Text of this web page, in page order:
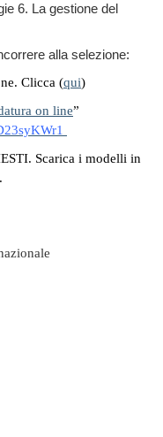
6. La gestione del
alla selezione:
Clicca (qui)
on line”
Scarica i modelli in
.